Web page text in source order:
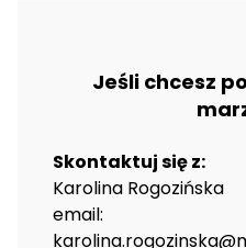
Jeśli chcesz
Skontaktuj się z:
Karolina Rogozińska
email: